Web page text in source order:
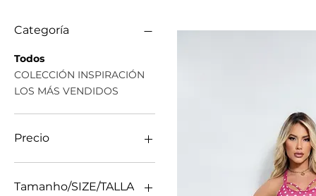
Categoría
Todos
COLECCIÓN INSPIRACIÓN
LOS MÁS VENDIDOS
Precio
135 BRL 300 BRL
Tamanho/SIZE/TALLA